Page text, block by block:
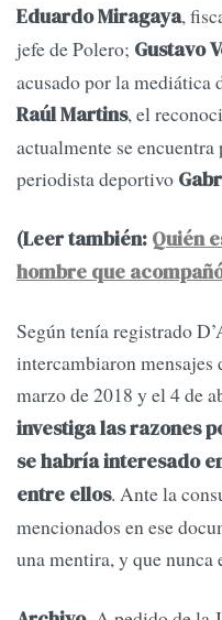
Eduardo Miragaya,
jefe de Polero; Gustavo
acusado por la mediática
Raúl Martins, el
actualmente se
periodista deportivo
(Leer también: Quién
hombre que
Según tenía registrado
intercambiaron mensajes
marzo de 2018 y el 4 de
investiga las razones
se habría interesado
entre ellos. Ante la
mencionados en ese
una mentira, y que nunca